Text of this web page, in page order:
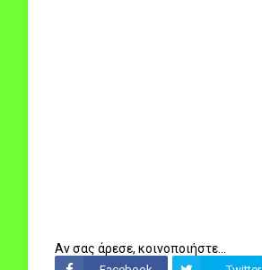
Αν σας άρεσε, κοινοποιήστε...